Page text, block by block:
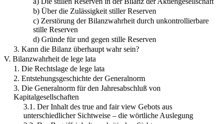
b) Über die Zulässigkeit stiller Reserven
c) Zerstörung der Bilanzwahrheit durch unkontrollierbare
stille Reserven
d) Gründe für und gegen stille Reserven
3. Kann die Bilanz überhaupt wahr sein?
V. Bilanzwahrheit de lege lata
1. Die Rechtslage de lege lata
2. Entstehungsgeschichte der Generalnorm
3. Die Generalnorm für den Jahresabschluß von
Kapitalgesellschaften
3.1. Der Inhalt des true and fair view Gebots aus
unterschiedlicher Sichtweise – die wörtliche Auslegung